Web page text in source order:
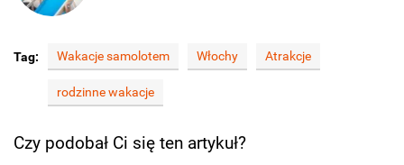
Tag: Wakacje samolotem Włochy Atrakcje
rodzinne wakacje
Czy podobał Ci się ten artykuł?